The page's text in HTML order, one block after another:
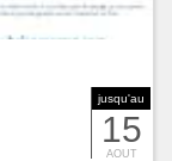
jusqu'au
15
AOUT